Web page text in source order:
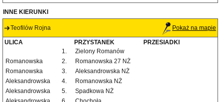
INNE KIERUNKI
Teofilów Rojna Pokaż na mapie
ULICA PRZYSTANEK
PRZESIADKI
1.
Zielony Romanów
Romanowska
2.
Romanowska 27 NŻ
Romanowska
3.
Aleksandrowska NŻ
Aleksandrowska
4.
Romanowska NŻ
Aleksandrowska
5.
Spadkowa NŻ